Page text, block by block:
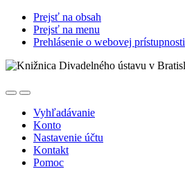
Prejsť na obsah
Prejsť na menu
Prehlásenie o webovej prístupnosti
Vyhľadávanie
Konto
Nastavenie účtu
Kontakt
Pomoc